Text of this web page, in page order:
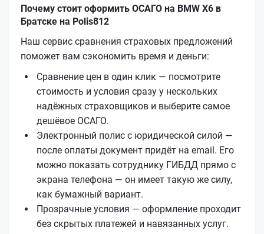
Почему стоит оформить ОСАГО на BMW X6 в
Братске на Polis812
Наш сервис сравнения страховых предложений
поможет вам сэкономить время и деньги:
Сравнение цен в один клик — посмотрите
стоимость и условия сразу у нескольких
надёжных страховщиков и выберите самое
дешёвое ОСАГО.
Электронный полис с юридической силой —
после оплаты документ придёт на email. Его
можно показать сотруднику ГИБДД прямо с
экрана телефона — он имеет такую же силу,
как бумажный вариант.
Прозрачные условия — оформление проходит
без скрытых платежей и навязанных услуг.